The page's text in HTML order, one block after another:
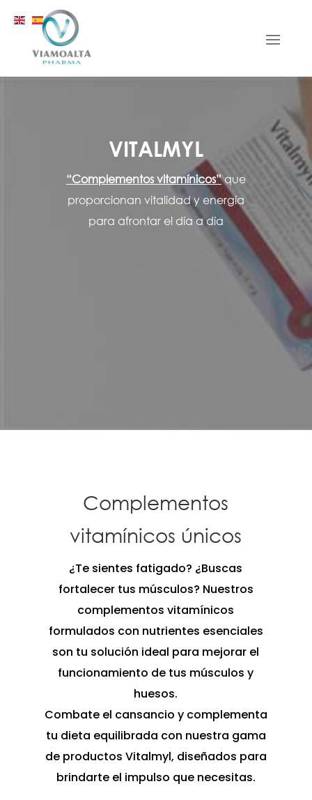
VITALMYL
“Complementos vitamínicos”que
proporcionan vitalidad y energía
para afrontar el día a día
Complementos
vitamínicos únicos
¿Te sientes fatigado? ¿Buscas
fortalecer tus músculos? Nuestros
complementos vitamínicos
formulados con nutrientes esenciales
son tu solución ideal para mejorar el
funcionamiento de tus músculos y
huesos.
Combate el cansancio y complementa
tu dieta equilibrada con nuestra gama
de productos Vitalmyl, diseñados para
brindarte el impulso que necesitas.